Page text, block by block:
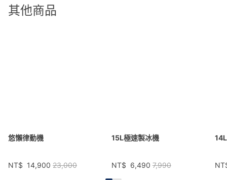
其他商品
悠懶律動機
NT$ 14,900 23,000
15L極速製冰機
NT$ 6,490 7,990